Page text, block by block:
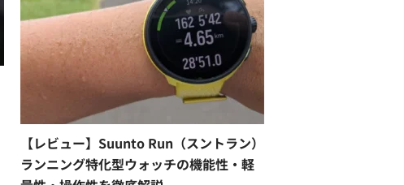
【レビュー】Suunto Run（スントラン）
ランニング特化型ウォッチの機能性・軽